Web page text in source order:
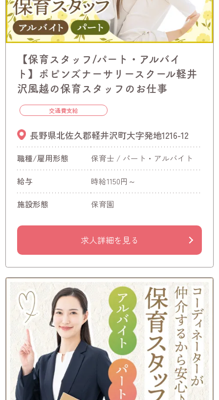
【保育スタッフ/パート・アルバイ
ト】ポピンズナーサリースクール軽井
沢風越の保育スタッフのお仕事
交通費支給
長野県北佐久郡軽井沢町大字発地1216-12
職種/雇用形態 保育士 / パート・アルバイト
給与 時給1150円～
施設形態 保育園
求人詳細を見る